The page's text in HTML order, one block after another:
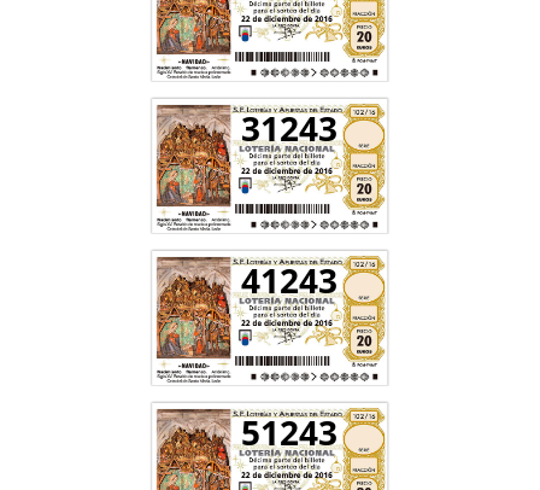
31243
41243
51243